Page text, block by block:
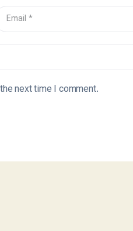
next time I comment.